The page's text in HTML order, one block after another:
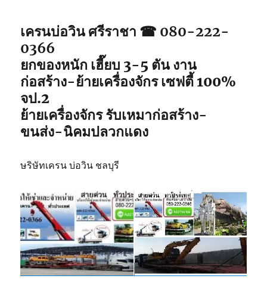
เครนบ่อวิน ศรีราชา ☎ 080-222-
0366
ยกของหนัก เฮี๊ยบ 3-5 ตัน งาน
ก่อสร้าง-ย้ายเครื่องจักร เซฟตี้ 100%
จป.2
ย้ายเครื่องจักร รับเหมาก่อสร้าง-
ขนส่ง-นิคมปลวกแดง
ษริษัทเครน บ่อวิน ชลบุรี